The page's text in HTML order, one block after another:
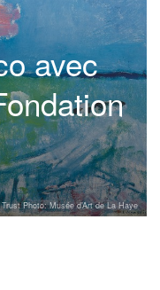
avec
Photo: Musée d’Art de La Haye